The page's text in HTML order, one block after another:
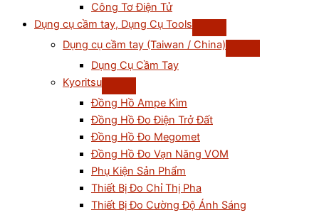
Công Tơ Điện Tử
Dụng cụ cầm tay, Dụng Cụ Tools
Dụng cụ cầm tay (Taiwan / China)
Dụng Cụ Cầm Tay
Kyoritsu
Đồng Hồ Ampe Kìm
Đồng Hồ Đo Điện Trở Đất
Đồng Hồ Đo Megomet
Đồng Hồ Đo Vạn Năng VOM
Phụ Kiện Sản Phẩm
Thiết Bị Đo Chỉ Thị Pha
Thiết Bị Đo Cường Độ Ánh Sáng